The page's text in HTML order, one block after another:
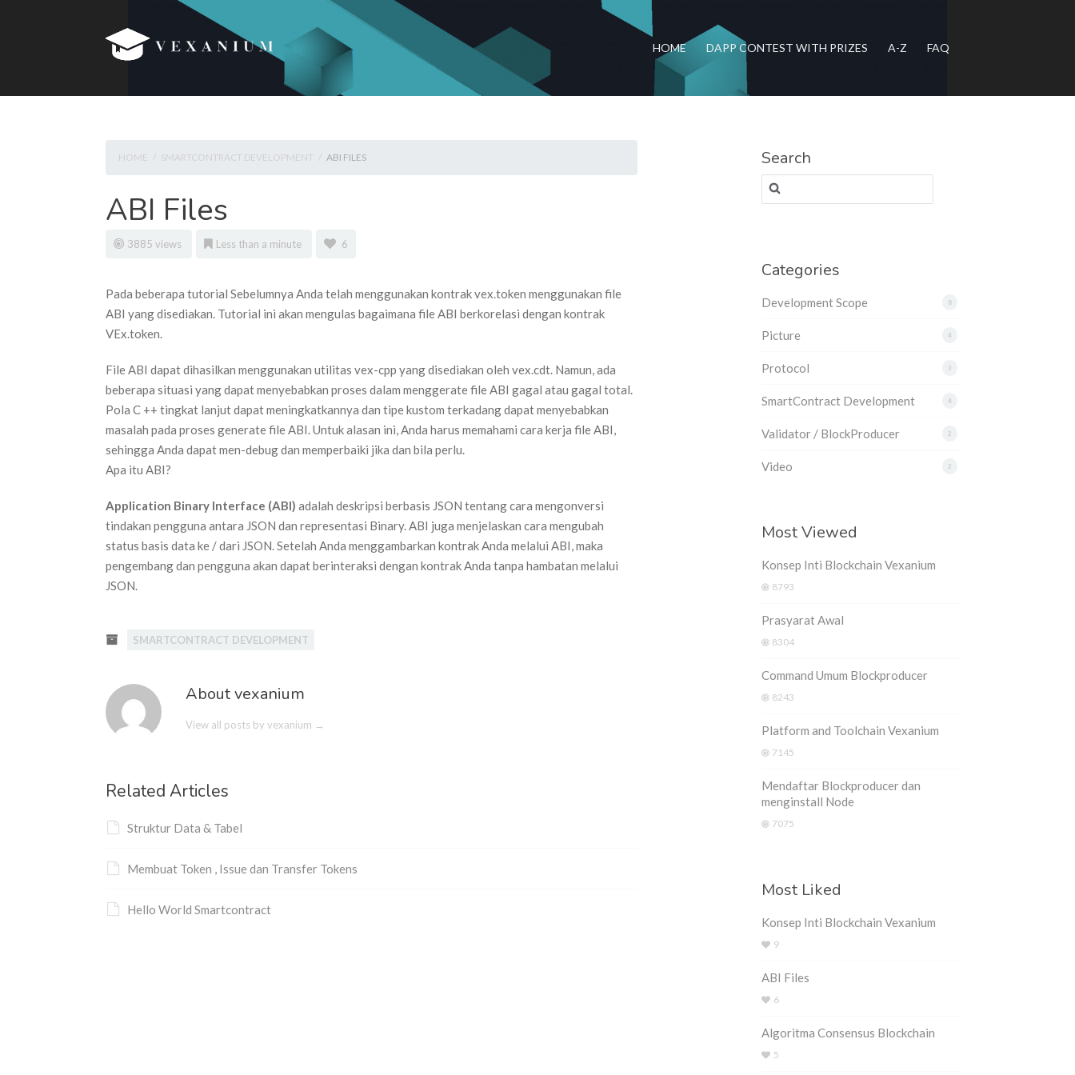
HOME DAPP CONTEST WITH PRIZES A-Z FAQ
HOME / SMARTCONTRACT DEVELOPMENT / ABI FILES
ABI Files
3885 views Less than a minute 6
Pada beberapa tutorial Sebelumnya Anda telah menggunakan kontrak vex.token menggunakan file
ABI yang disediakan. Tutorial ini akan mengulas bagaimana file ABI berkorelasi dengan kontrak
VEx.token.
File ABI dapat dihasilkan menggunakan utilitas vex-cpp yang disediakan oleh vex.cdt. Namun, ada
beberapa situasi yang dapat menyebabkan proses dalam menggerate file ABI gagal atau gagal total.
Pola C ++ tingkat lanjut dapat meningkatkannya dan tipe kustom terkadang dapat menyebabkan
masalah pada proses generate file ABI. Untuk alasan ini, Anda harus memahami cara kerja file ABI,
sehingga Anda dapat men-debug dan memperbaiki jika dan bila perlu.
Apa itu ABI?
Application Binary Interface (ABI) adalah deskripsi berbasis JSON tentang cara mengonversi
tindakan pengguna antara JSON dan representasi Binary. ABI juga menjelaskan cara mengubah
status basis data ke / dari JSON. Setelah Anda menggambarkan kontrak Anda melalui ABI, maka
pengembang dan pengguna akan dapat berinteraksi dengan kontrak Anda tanpa hambatan melalui
JSON.
SMARTCONTRACT DEVELOPMENT
About vexanium
View all posts by vexanium →
Related Articles
Struktur Data & Tabel
Membuat Token , Issue dan Transfer Tokens
Hello World Smartcontract
Search
Search for:
Categories
8
Development Scope
4
Picture
3
Protocol
4
SmartContract Development
2
Validator / BlockProducer
2
Video
Most Viewed
Konsep Inti Blockchain Vexanium
8793
Prasyarat Awal
8304
Command Umum Blockproducer
8243
Platform and Toolchain Vexanium
7145
Mendaftar Blockproducer dan
menginstall Node
7075
Most Liked
Konsep Inti Blockchain Vexanium
9
ABI Files
6
Algoritma Consensus Blockchain
5